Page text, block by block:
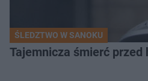
ŚLEDZTWO W SANOKU
Tajemnicza śmierć przed